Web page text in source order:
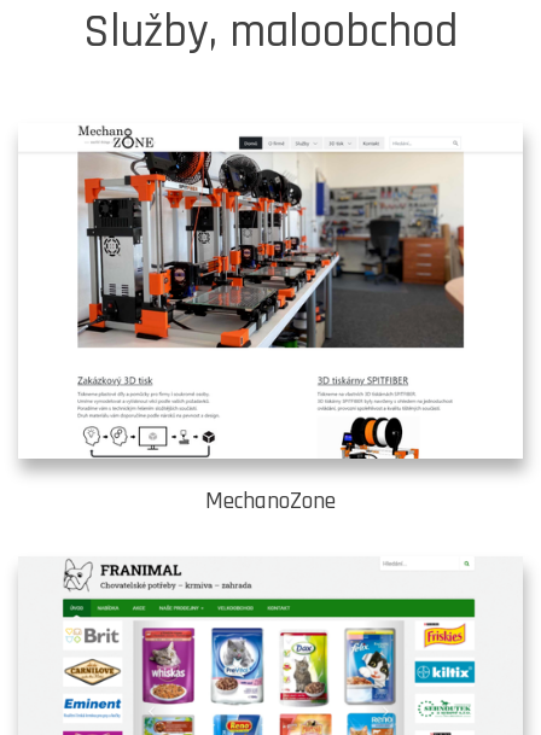
Služby, maloobchod
MechanoZone